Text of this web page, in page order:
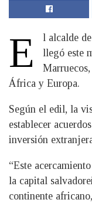
E
l alcalde
llegó este
África y Europa.
Según el edil, la
establecer
inversión
“Este
la capital
continente